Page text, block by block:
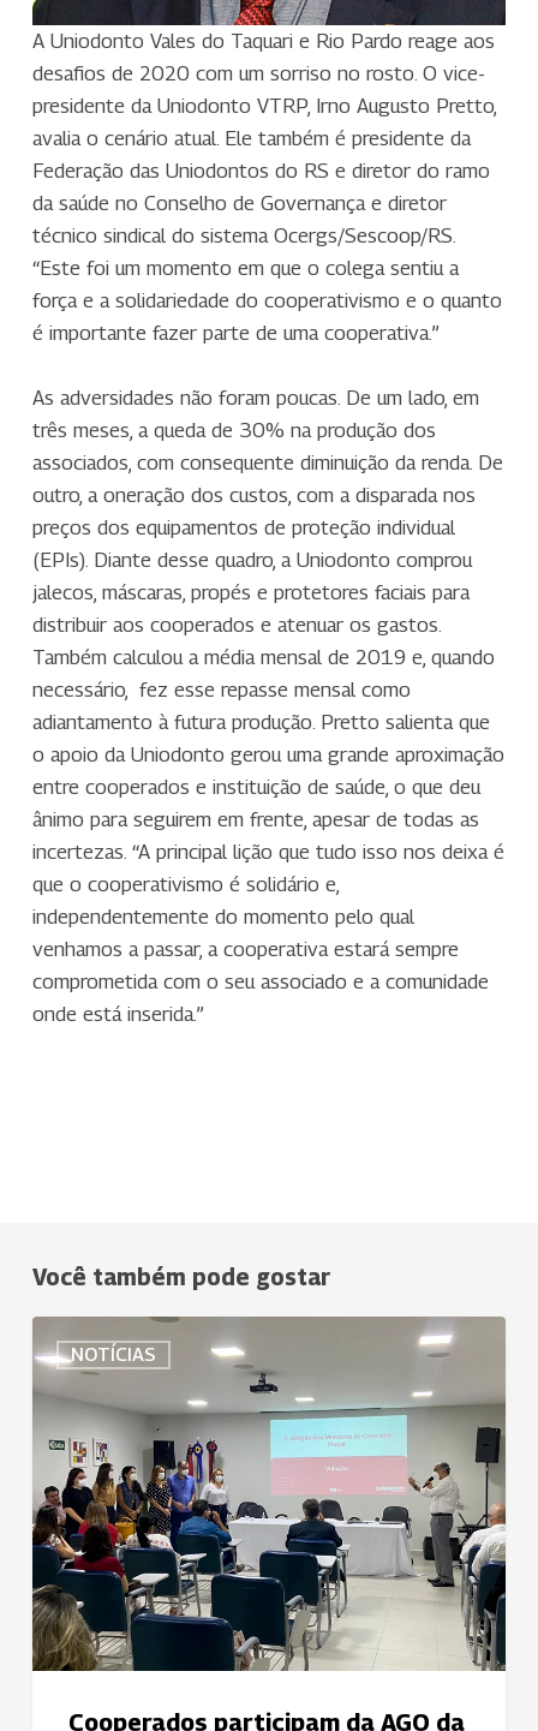
A Uniodonto Vales do Taquari e Rio Pardo reage aos
desafios de 2020 com um sorriso no rosto. O vice-
presidente da Uniodonto VTRP, Irno Augusto Pretto,
avalia o cenário atual. Ele também é presidente da
Federação das Uniodontos do RS e diretor do ramo
da saúde no Conselho de Governança e diretor
técnico sindical do sistema Ocergs/Sescoop/RS.
“Este foi um momento em que o colega sentiu a
força e a solidariedade do cooperativismo e o quanto
é importante fazer parte de uma cooperativa.”
As adversidades não foram poucas. De um lado, em
três meses, a queda de 30% na produção dos
associados, com consequente diminuição da renda. De
outro, a oneração dos custos, com a disparada nos
preços dos equipamentos de proteção individual
(EPIs). Diante desse quadro, a Uniodonto comprou
jalecos, máscaras, propés e protetores faciais para
distribuir aos cooperados e atenuar os gastos.
Também calculou a média mensal de 2019 e, quando
necessário, fez esse repasse mensal como
adiantamento à futura produção. Pretto salienta que
o apoio da Uniodonto gerou uma grande aproximação
entre cooperados e instituição de saúde, o que deu
ânimo para seguirem em frente, apesar de todas as
incertezas. “A principal lição que tudo isso nos deixa é
que o cooperativismo é solidário e,
independentemente do momento pelo qual
venhamos a passar, a cooperativa estará sempre
comprometida com o seu associado e a comunidade
onde está inserida.”
Você também pode gostar
NOTÍCIAS
participam
da
AGO
da
Uniodonto
João
Pessoa
Cooperados participam da AGO da